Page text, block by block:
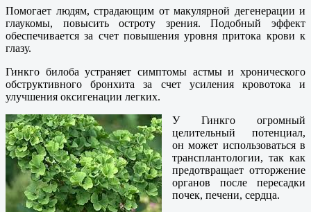
Помогает людям, страдающим от макулярной дегенерации и
глаукомы, повысить остроту зрения. Подобный эффект
обеспечивается за счет повышения уровня притока крови к
глазу.
Гинкго билоба устраняет симптомы астмы и хронического
обструктивного бронхита за счет усиления кровотока и
улучшения оксигенации легких.
У Гинкго огромный
целительный потенциал,
он может использоваться в
трансплантологии, так как
предотвращает отторжение
органов после пересадки
почек, печени, сердца.